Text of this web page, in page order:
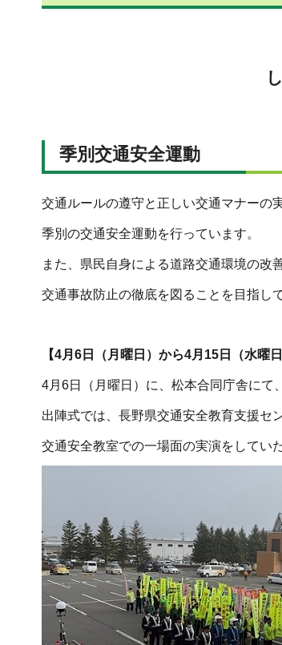
季別交通安全運動
交通ルールの遵守と正しい交通マナーの
季別の交通安全運動を行っています。
また、県民自身による道路交通環境の改
交通事故防止の徹底を図ることを目指し
【4月6日（月曜日）から4月15日（水曜
4月6日（月曜日）に、松本合同庁舎にて
出陣式では、長野県交通安全教育支援セ
交通安全教室での一場面の実演をしてい